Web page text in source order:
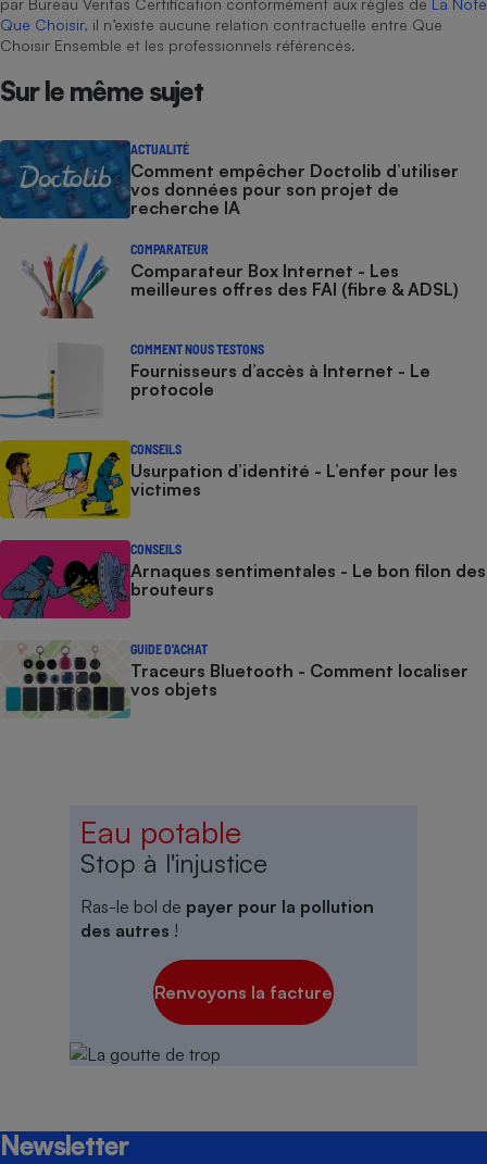
par Bureau Veritas Certification conformément aux règles de
La Note
Que Choisir, il n’existe aucune relation contractuelle entre Que
Choisir Ensemble et les professionnels référencés.
Sur le même sujet
ACTUALITÉ
Comment empêcher Doctolib d’utiliser
vos données pour son projet de
recherche IA
COMPARATEUR
Comparateur Box Internet - Les
meilleures offres des FAI (fibre & ADSL)
COMMENT NOUS TESTONS
Fournisseurs d’accès à Internet - Le
protocole
CONSEILS
Usurpation d’identité - L’enfer pour les
victimes
CONSEILS
Arnaques sentimentales - Le bon filon des
brouteurs
GUIDE D'ACHAT
Traceurs Bluetooth - Comment localiser
vos objets
Eau potable
Stop à l'injustice
Ras-le bol de payer pour la pollution
des autres !
Renvoyons la facture
Newsletter